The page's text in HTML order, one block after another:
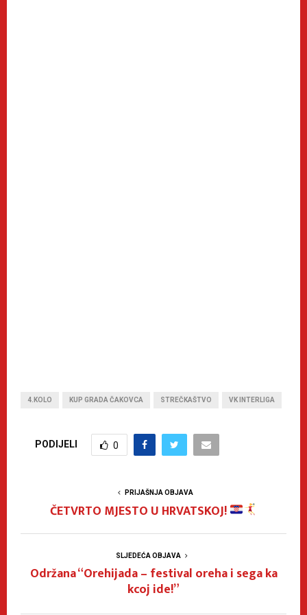
4.KOLO KUP GRADA ČAKOVCA STREČKAŠTVO VK INTERLIGA
PODIJELI 0
PRIJAŠNJA OBJAVA
ČETVRTO MJESTO U HRVATSKOJ!
SLJEDEĆA OBJAVA
Održana “Orehijada – festival oreha i sega ka
kcoj ide!”